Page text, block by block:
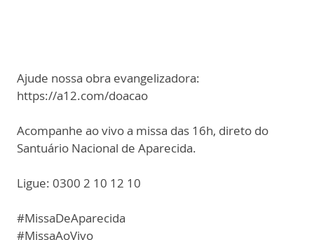
Ajude nossa obra evangelizadora:
https://a12.com/doacao
Acompanhe ao vivo a missa das 16h, direto do
Santuário Nacional de Aparecida.
Ligue: 0300 2 10 12 10
#MissaDeAparecida
#MissaAoVivo